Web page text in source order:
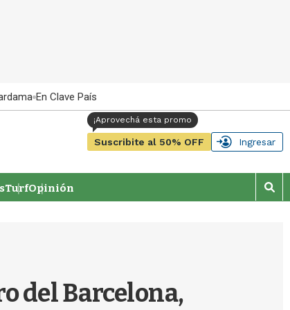
En Clave País
Suscribite al 50% OFF Ingresar
TurfOpinión
M
o
del Barcelona,